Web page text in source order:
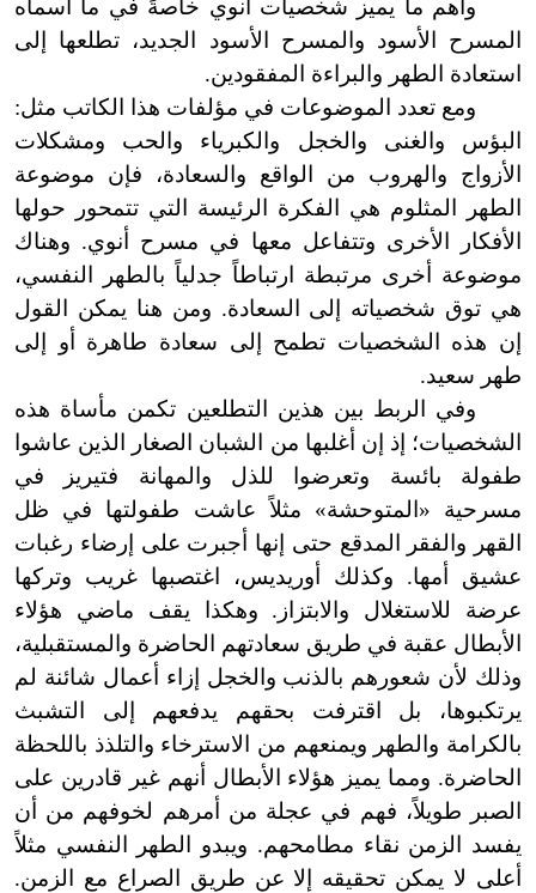
وأهم ما يميز شخصيات أنوي خاصةً في ما أسماه
المسرح الأسود والمسرح الأسود الجديد، تطلعها إلى
استعادة الطهر والبراءة المفقودين.
ومع تعدد الموضوعات في مؤلفات هذا الكاتب مثل:
البؤس والغنى والخجل والكبرياء والحب ومشكلات
الأزواج والهروب من الواقع والسعادة، فإن موضوعة
الطهر المثلوم هي الفكرة الرئيسة التي تتمحور حولها
الأفكار الأخرى وتتفاعل معها في مسرح أنوي. وهناك
موضوعة أخرى مرتبطة ارتباطاً جدلياً بالطهر النفسي،
هي توق شخصياته إلى السعادة. ومن هنا يمكن القول
إن هذه الشخصيات تطمح إلى سعادة طاهرة أو إلى
طهر سعيد.
وفي الربط بين هذين التطلعين تكمن مأساة هذه
الشخصيات؛ إذ إن أغلبها من الشبان الصغار الذين عاشوا
طفولة بائسة وتعرضوا للذل والمهانة فتيريز في
مسرحية «المتوحشة» مثلاً عاشت طفولتها في ظل
القهر والفقر المدقع حتى إنها أجبرت على إرضاء رغبات
عشيق أمها. وكذلك أوريديس، اغتصبها غريب وتركها
عرضة للاستغلال والابتزاز. وهكذا يقف ماضي هؤلاء
الأبطال عقبة في طريق سعادتهم الحاضرة والمستقبلية،
وذلك لأن شعورهم بالذنب والخجل إزاء أعمال شائنة لم
يرتكبوها، بل اقترفت بحقهم يدفعهم إلى التشبث
بالكرامة والطهر ويمنعهم من الاسترخاء والتلذذ باللحظة
الحاضرة. ومما يميز هؤلاء الأبطال أنهم غير قادرين على
الصبر طويلاً، فهم في عجلة من أمرهم لخوفهم من أن
يفسد الزمن نقاء مطامحهم. ويبدو الطهر النفسي مثلاً
أعلى لا يمكن تحقيقه إلا عن طريق الصراع مع الزمن.